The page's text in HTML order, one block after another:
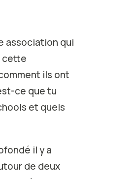
association qui
cette
ils ont
ce que tu
et quels
il y a
de deux